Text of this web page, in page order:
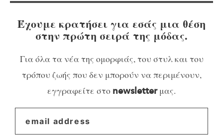
Έχουμε κρατήσει για εσάς μια θέση
στην πρώτη σειρά της μόδας.
Για όλα τα νέα της ομορφιάς, του στυλ και του
τρόπου ζωής που δεν μπορούν να περιμένουν,
εγγραφείτε στο newsletterμας.